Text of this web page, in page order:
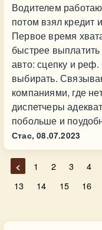
Водителем
потом взял кредит
Первое время
быстрее
авто: сцепку и
выбирать.
компаниями, где
диспетчеры
побольше и
Стас, 08.07.2023
< 1 2 3 4
13
14 15 16